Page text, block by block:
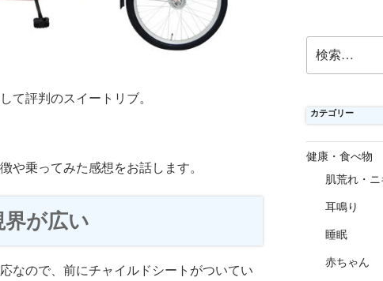
て評判のスイートリブ。
や乗ってみた感想をお話します。
が広い
なので、前にチャイルドシートがついてい
索:
カテゴリー
健康・食べ物
肌荒れ・
耳鳴り
睡眠
赤ちゃん